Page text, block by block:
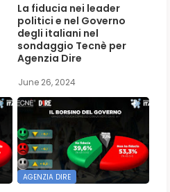
La fiducia nei leader
politici e nel Governo
degli italiani nel
sondaggio Tecnè per
Agenzia Dire
June 26, 2024
AGENZIA DIRE